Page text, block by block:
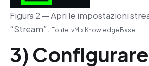
Figura 2 — Apri le impostazioni
“Stream”. Fonte: vMix Knowledge Base.
3)